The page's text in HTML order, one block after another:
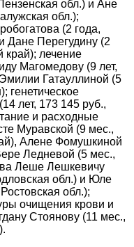
обл.) и Ане
обл.);
(2 года,
Дане Перегудину (2
край); лечение
Магомедову (9 лет,
Гатауллиной (5
генетическое
лет, 173 145 руб.,
и расходные
Муравской (9 мес.,
Алене Фомушкиной
Ледневой (5 мес.,
Леше Лешкевичу
обл.) и Юле
обл.);
очищения крови и
Стоянову (11 мес.,